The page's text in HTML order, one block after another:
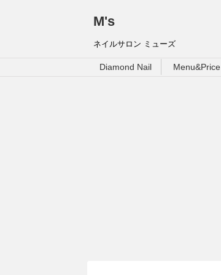
M's
ネイルサロン ミューズ
Diamond Nail Menu&Price